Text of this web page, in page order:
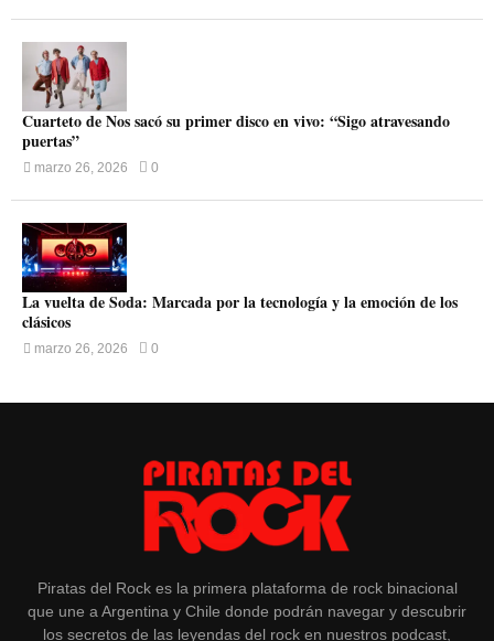
Cuarteto de Nos sacó su primer disco en vivo: “Sigo atravesando
puertas”
marzo 26, 2026 0
La vuelta de Soda: Marcada por la tecnología y la emoción de los
clásicos
marzo 26, 2026 0
Piratas del Rock es la primera plataforma de rock binacional
que une a Argentina y Chile donde podrán navegar y descubrir
los secretos de las leyendas del rock en nuestros podcast,